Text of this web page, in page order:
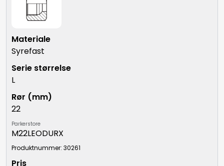
Syrefast
L
22
Parkerstore
M22LEODURX
Produktnummer: 30261